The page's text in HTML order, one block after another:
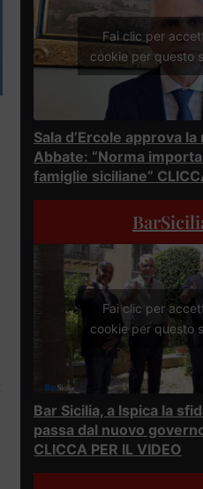
Fai clic per
cookie per questo
Sala d’Ercole approva
Abbate: “Norma
famiglie siciliane”
Fai clic per
cookie per questo
Bar Sicilia, a Ispica la
passa dal nuovo
CLICCA PER IL VIDEO